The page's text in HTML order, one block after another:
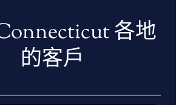
各地
的客戶